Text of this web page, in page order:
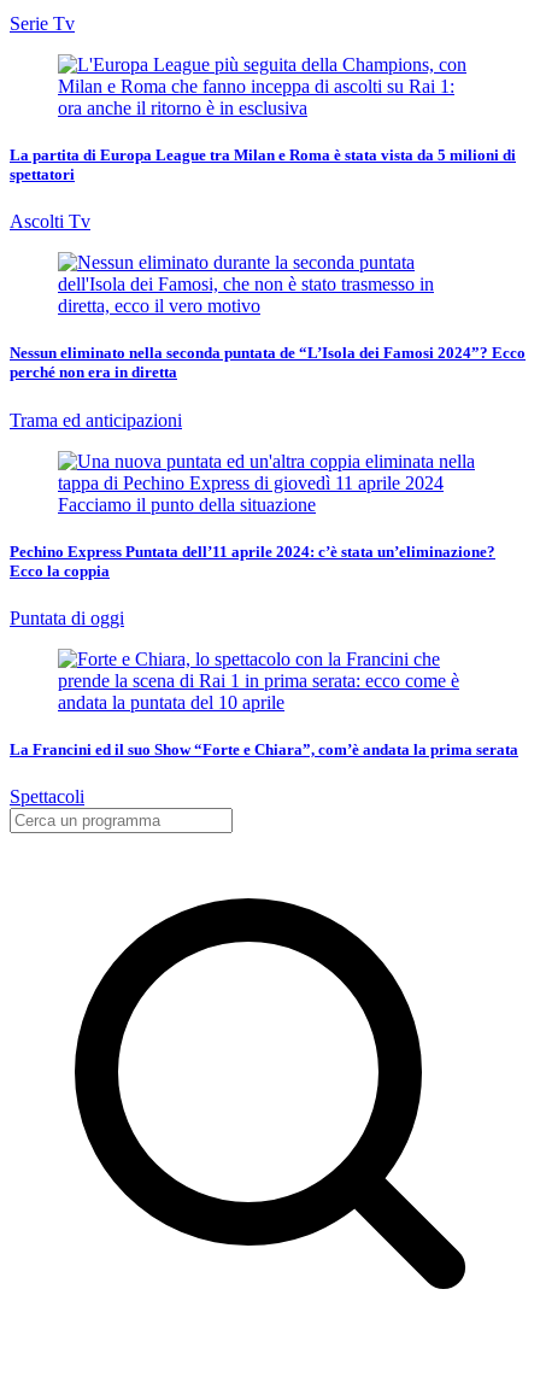
Serie Tv
La partita di Europa League tra Milan e Roma è stata vista da 5 milioni di
spettatori
Ascolti Tv
Nessun eliminato nella seconda puntata de “L’Isola dei Famosi 2024”? Ecco
perché non era in diretta
Trama ed anticipazioni
Pechino Express Puntata dell’11 aprile 2024: c’è stata un’eliminazione?
Ecco la coppia
Puntata di oggi
La Francini ed il suo Show “Forte e Chiara”, com’è andata la prima serata
Spettacoli